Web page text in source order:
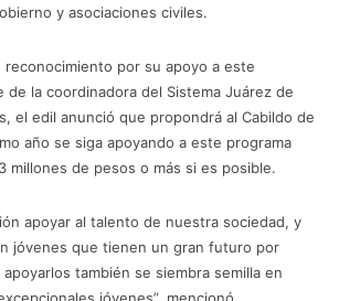
y asociaciones civiles.
reconocimiento por su apoyo a este
de la coordinadora del Sistema Juárez de
el edil anunció que propondrá al Cabildo de
año se siga apoyando a este programa
millones de pesos o más si es posible.
apoyar al talento de nuestra sociedad, y
jóvenes que tienen un gran futuro por
también se siembra semilla en